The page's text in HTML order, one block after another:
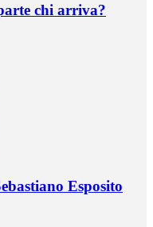
chi arriva?
Esposito